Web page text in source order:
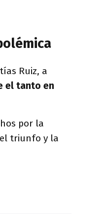
Ruiz, a
el tanto en
por la
triunfo y la